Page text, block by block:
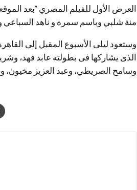
العرض الأول للفيلم المصري “بعد
منة شلبي وباسم سمرة و ناهد السباعي
وستعود ليلى الأسبوع المقبل إلى
الذى يشاركها فى بطولته عابد فهد،
وسامح الصريطي، وعبد العزيز مخيون،